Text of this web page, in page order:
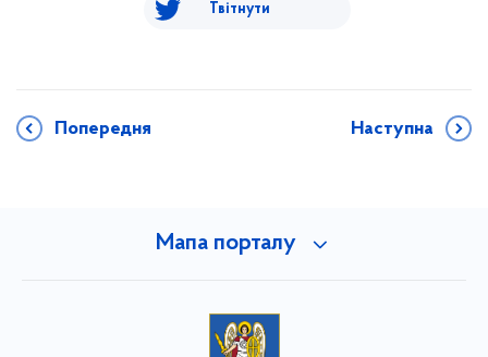
Твітнути
Попередня Наступна
Мапа порталу